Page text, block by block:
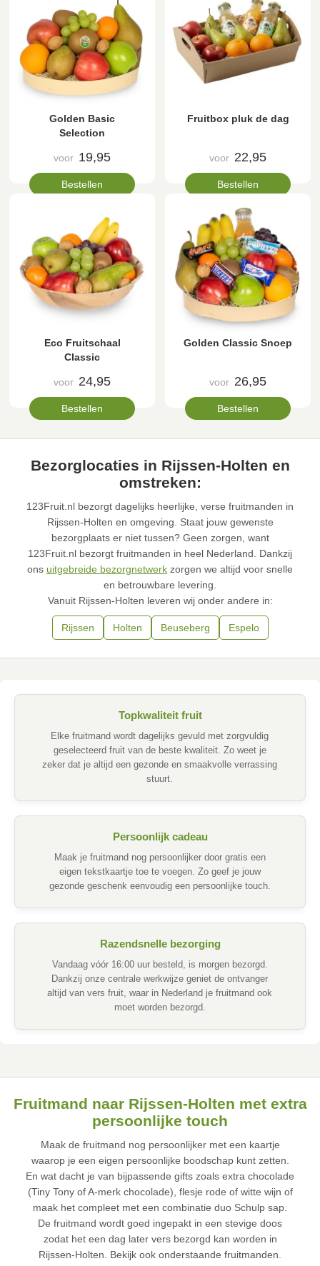
Golden Basic
Selection
voor 19,95
Bestellen
Fruitbox pluk de dag
voor 22,95
Bestellen
Eco Fruitschaal
Classic
voor 24,95
Bestellen
Golden Classic Snoep
voor 26,95
Bestellen
Bezorglocaties in Rijssen-Holten en
omstreken:
123Fruit.nl bezorgt dagelijks heerlijke, verse fruitmanden in
Rijssen-Holten en omgeving. Staat jouw gewenste
bezorgplaats er niet tussen? Geen zorgen, want
123Fruit.nl bezorgt fruitmanden in heel Nederland. Dankzij
ons uitgebreide bezorgnetwerk zorgen we altijd voor snelle
en betrouwbare levering.
Vanuit Rijssen-Holten leveren wij onder andere in:
Rijssen Holten Beuseberg Espelo
Topkwaliteit fruit
Elke fruitmand wordt dagelijks gevuld met zorgvuldig
geselecteerd fruit van de beste kwaliteit. Zo weet je
zeker dat je altijd een gezonde en smaakvolle verrassing
stuurt.
Persoonlijk cadeau
Maak je fruitmand nog persoonlijker door gratis een
eigen tekstkaartje toe te voegen. Zo geef je jouw
gezonde geschenk eenvoudig een persoonlijke touch.
Razendsnelle bezorging
Vandaag vóór 16:00 uur besteld, is morgen bezorgd.
Dankzij onze centrale werkwijze geniet de ontvanger
altijd van vers fruit, waar in Nederland je fruitmand ook
moet worden bezorgd.
Fruitmand naar Rijssen-Holten met extra
persoonlijke touch
Maak de fruitmand nog persoonlijker met een kaartje
waarop je een eigen persoonlijke boodschap kunt zetten.
En wat dacht je van bijpassende gifts zoals extra chocolade
(Tiny Tony of A-merk chocolade), flesje rode of witte wijn of
maak het compleet met een combinatie duo Schulp sap.
De fruitmand wordt goed ingepakt in een stevige doos
zodat het een dag later vers bezorgd kan worden in
Rijssen-Holten. Bekijk ook onderstaande fruitmanden.